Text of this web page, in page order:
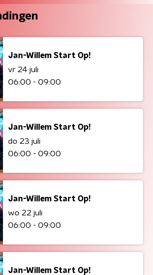
Jan-Willem Start Op!
vr 24 juli
06:00 - 09:00
Jan-Willem Start Op!
do 23 juli
06:00 - 09:00
Jan-Willem Start Op!
wo 22 juli
06:00 - 09:00
Jan-Willem Start Op!